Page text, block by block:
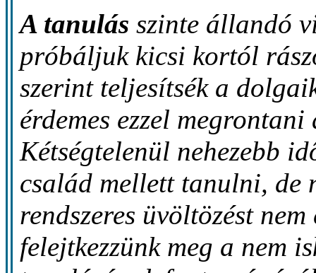
A tanulás szinte állandó
próbáljuk kicsi kortól
szerint teljesítsék a
érdemes ezzel
Kétségtelenül nehezebb
család mellett tanulni, de
rendszeres üvöltözést
felejtkezzünk meg a nem